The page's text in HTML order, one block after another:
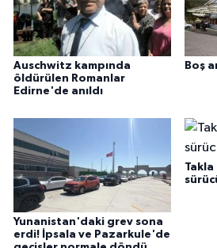
Auschwitz kampında
öldürülen Romanlar
Edirne'de anıldı
Boş
Yunanistan'daki grev sona
erdi! İpsala ve Pazarkule'de